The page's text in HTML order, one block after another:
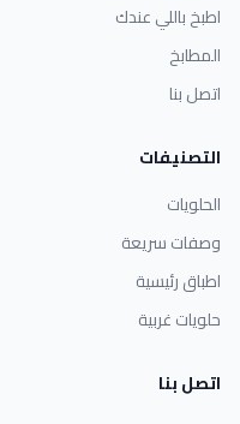
اطبخ باللي عندك
المطابخ
اتصل بنا
التصنيفات
الحلويات
وصفات سريعة
اطباق رئيسية
حلويات غربية
اتصل بنا